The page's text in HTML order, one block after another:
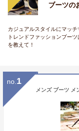
ブーツの
カジュアルスタイルにマッ
トレンドファッションブー
を教えて！
no. 1